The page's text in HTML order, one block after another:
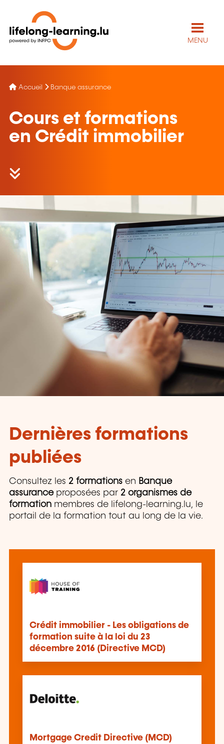
MENU
Accueil Banque assurance
Cours et formations
en Crédit immobilier
Dernières formations
publiées
Consultez les 2 formations en Banque
assuranceproposées par 2 organismes de
formation membres de lifelong-learning.lu, le
portail de la formation tout au long de la vie.
Crédit immobilier - Les obligations de
formation suite à la loi du 23
décembre 2016 (Directive MCD)
Mortgage Credit Directive (MCD)